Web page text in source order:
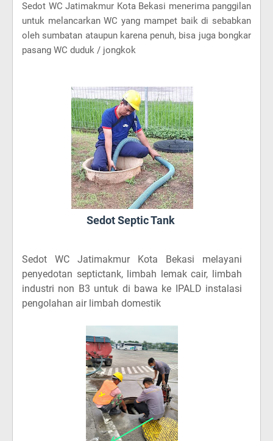
Sedot WC Jatimakmur Kota Bekasi menerima panggilan
untuk melancarkan WC yang mampet baik di sebabkan
oleh sumbatan ataupun karena penuh, bisa juga bongkar
pasang WC duduk / jongkok
Sedot Septic Tank
Sedot WC Jatimakmur Kota Bekasi melayani
penyedotan septictank, limbah lemak cair, limbah
industri non B3 untuk di bawa ke IPALD instalasi
pengolahan air limbah domestik